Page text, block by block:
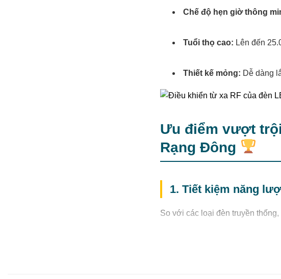
Chế độ hẹn giờ thông
Tuổi thọ cao: Lên đến
Thiết kế mỏng: Dễ dàng
Ưu điểm vượt
Rạng Đông
1. Tiết kiệm năng
So với các loại đèn truyền thống,
công suất chỉ 7W, sản phẩm